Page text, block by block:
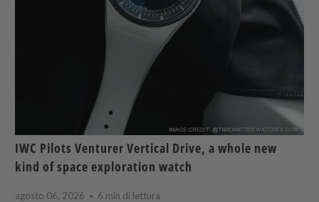
IWC Pilots Venturer Vertical Drive, a whole new
kind of space exploration watch
agosto 06, 2026 6 min di lettura